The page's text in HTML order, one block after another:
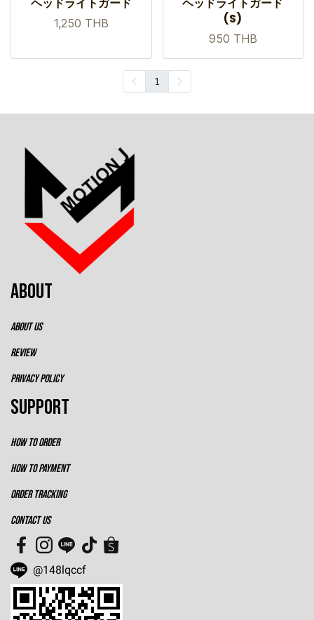
1,250 THB
(S)
950 THB
1
ABOUT
ABOUT US
REVIEW
PRIVACY POLICY
SUPPORT
HOW TO ORDER
HOW TO PAYMENT
ORDER TRACKING
CONTACT US
@148lqccf